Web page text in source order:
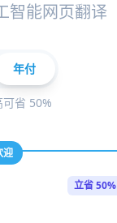
智能网页翻译
年付
省 50%
迎
立省 50%